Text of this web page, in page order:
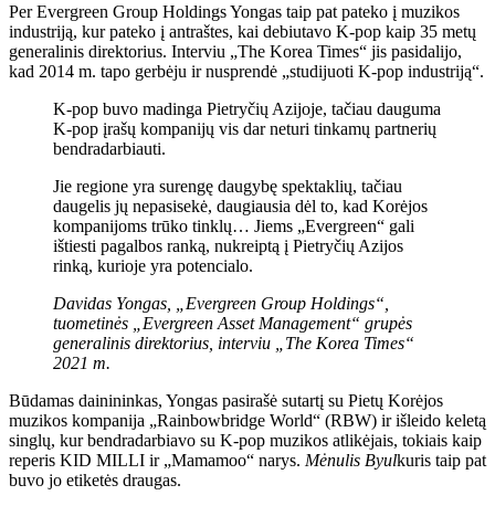
Per Evergreen Group Holdings Yongas taip pat pateko į muzikos
industriją, kur pateko į antraštes, kai debiutavo K-pop kaip 35 metų
generalinis direktorius. Interviu „The Korea Times“ jis pasidalijo,
kad 2014 m. tapo gerbėju ir nusprendė „studijuoti K-pop industriją“.
K-pop buvo madinga Pietryčių Azijoje, tačiau dauguma
K-pop įrašų kompanijų vis dar neturi tinkamų partnerių
bendradarbiauti.
Jie regione yra surengę daugybę spektaklių, tačiau
daugelis jų nepasisekė, daugiausia dėl to, kad Korėjos
kompanijoms trūko tinklų… Jiems „Evergreen“ gali
ištiesti pagalbos ranką, nukreiptą į Pietryčių Azijos
rinką, kurioje yra potencialo.
Davidas Yongas, „Evergreen Group Holdings“,
tuometinės „Evergreen Asset Management“ grupės
generalinis direktorius, interviu „The Korea Times“
2021 m.
Būdamas dainininkas, Yongas pasirašė sutartį su Pietų Korėjos
muzikos kompanija „Rainbowbridge World“ (RBW) ir išleido keletą
singlų, kur bendradarbiavo su K-pop muzikos atlikėjais, tokiais kaip
reperis KID MILLI ir „Mamamoo“ narys. Mėnulis Byulkuris taip pat
buvo jo etiketės draugas.